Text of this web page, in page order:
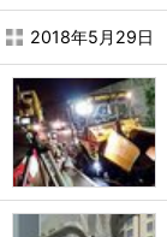
2018年5月29日